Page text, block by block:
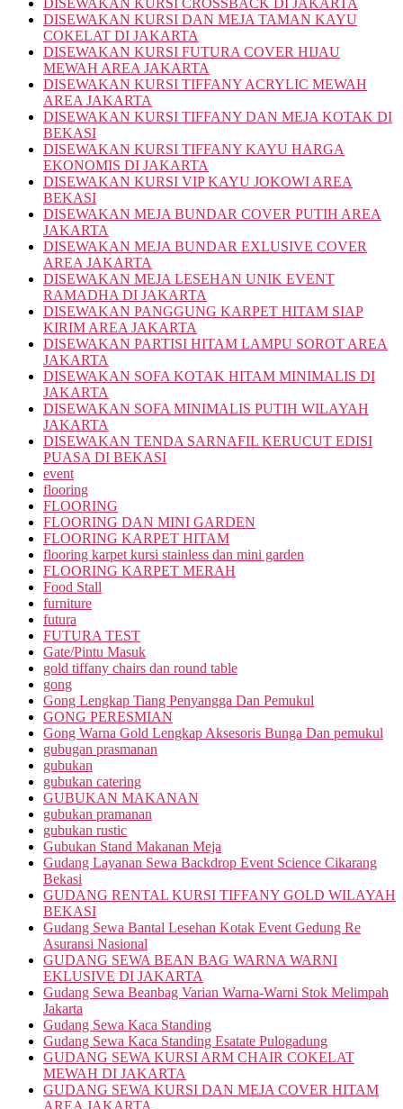
DISEWAKAN KURSI DAN MEJA TAMAN KAYU
COKELAT DI JAKARTA
DISEWAKAN KURSI FUTURA COVER HIJAU
MEWAH AREA JAKARTA
DISEWAKAN KURSI TIFFANY ACRYLIC MEWAH
AREA JAKARTA
DISEWAKAN KURSI TIFFANY DAN MEJA KOTAK DI
BEKASI
DISEWAKAN KURSI TIFFANY KAYU HARGA
EKONOMIS DI JAKARTA
DISEWAKAN KURSI VIP KAYU JOKOWI AREA
BEKASI
DISEWAKAN MEJA BUNDAR COVER PUTIH AREA
JAKARTA
DISEWAKAN MEJA BUNDAR EXLUSIVE COVER
AREA JAKARTA
DISEWAKAN MEJA LESEHAN UNIK EVENT
RAMADHA DI JAKARTA
DISEWAKAN PANGGUNG KARPET HITAM SIAP
KIRIM AREA JAKARTA
DISEWAKAN PARTISI HITAM LAMPU SOROT AREA
JAKARTA
DISEWAKAN SOFA KOTAK HITAM MINIMALIS DI
JAKARTA
DISEWAKAN SOFA MINIMALIS PUTIH WILAYAH
JAKARTA
DISEWAKAN TENDA SARNAFIL KERUCUT EDISI
PUASA DI BEKASI
event
flooring
FLOORING
FLOORING DAN MINI GARDEN
FLOORING KARPET HITAM
flooring karpet kursi stainless dan mini garden
FLOORING KARPET MERAH
Food Stall
furniture
futura
FUTURA TEST
Gate/Pintu Masuk
gold tiffany chairs dan round table
gong
Gong Lengkap Tiang Penyangga Dan Pemukul
GONG PERESMIAN
Gong Warna Gold Lengkap Aksesoris Bunga Dan pemukul
gubugan prasmanan
gubukan
gubukan catering
GUBUKAN MAKANAN
gubukan pramanan
gubukan rustic
Gubukan Stand Makanan Meja
Gudang Layanan Sewa Backdrop Event Science Cikarang
Bekasi
GUDANG RENTAL KURSI TIFFANY GOLD WILAYAH
BEKASI
Gudang Sewa Bantal Lesehan Kotak Event Gedung Re
Asuransi Nasional
GUDANG SEWA BEAN BAG WARNA WARNI
EKLUSIVE DI JAKARTA
Gudang Sewa Beanbag Varian Warna-Warni Stok Melimpah
Jakarta
Gudang Sewa Kaca Standing
Gudang Sewa Kaca Standing Esatate Pulogadung
GUDANG SEWA KURSI ARM CHAIR COKELAT
MEWAH DI JAKARTA
GUDANG SEWA KURSI DAN MEJA COVER HITAM
AREA JAKARTA